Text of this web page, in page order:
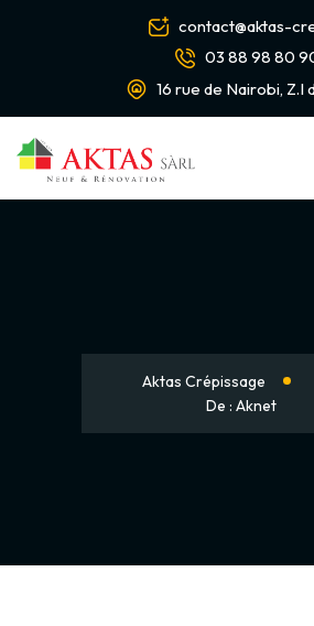
contact@aktas-
03 88 98 80
16 rue de Nairobi, Z.I
Aktas Crépissage
De : Aknet